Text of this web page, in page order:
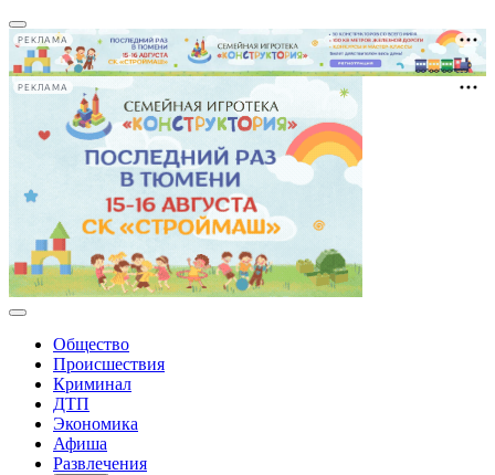
РЕКЛАМА
РЕКЛАМА
Общество
Происшествия
Криминал
ДТП
Экономика
Афиша
Развлечения